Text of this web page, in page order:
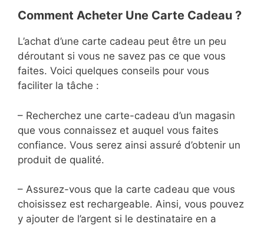
Comment Acheter Une Carte Cadeau ?
L’achat d’une carte cadeau peut être un peu
déroutant si vous ne savez pas ce que vous
faites. Voici quelques conseils pour vous
faciliter la tâche :
– Recherchez une carte-cadeau d’un magasin
que vous connaissez et auquel vous faites
confiance. Vous serez ainsi assuré d’obtenir un
produit de qualité.
– Assurez-vous que la carte cadeau que vous
choisissez est rechargeable. Ainsi, vous pouvez
y ajouter de l’argent si le destinataire en a